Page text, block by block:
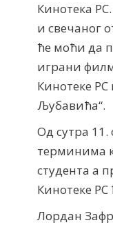
Кинотека
и свечаног
ће моћи да
играни
Кинотеке
Љубавића“.
Од сутра
терминима
студента а
Кинотеке РС
Лордан